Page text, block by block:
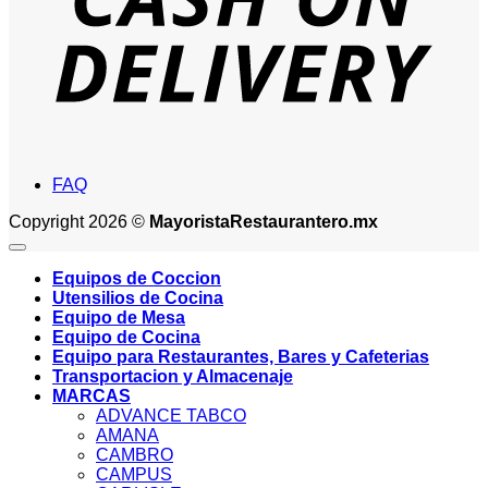
FAQ
Copyright 2026 © MayoristaRestaurantero.mx
Equipos de Coccion
Utensilios de Cocina
Equipo de Mesa
Equipo de Cocina
Equipo para Restaurantes, Bares y Cafeterias
Transportacion y Almacenaje
MARCAS
ADVANCE TABCO
AMANA
CAMBRO
CAMPUS